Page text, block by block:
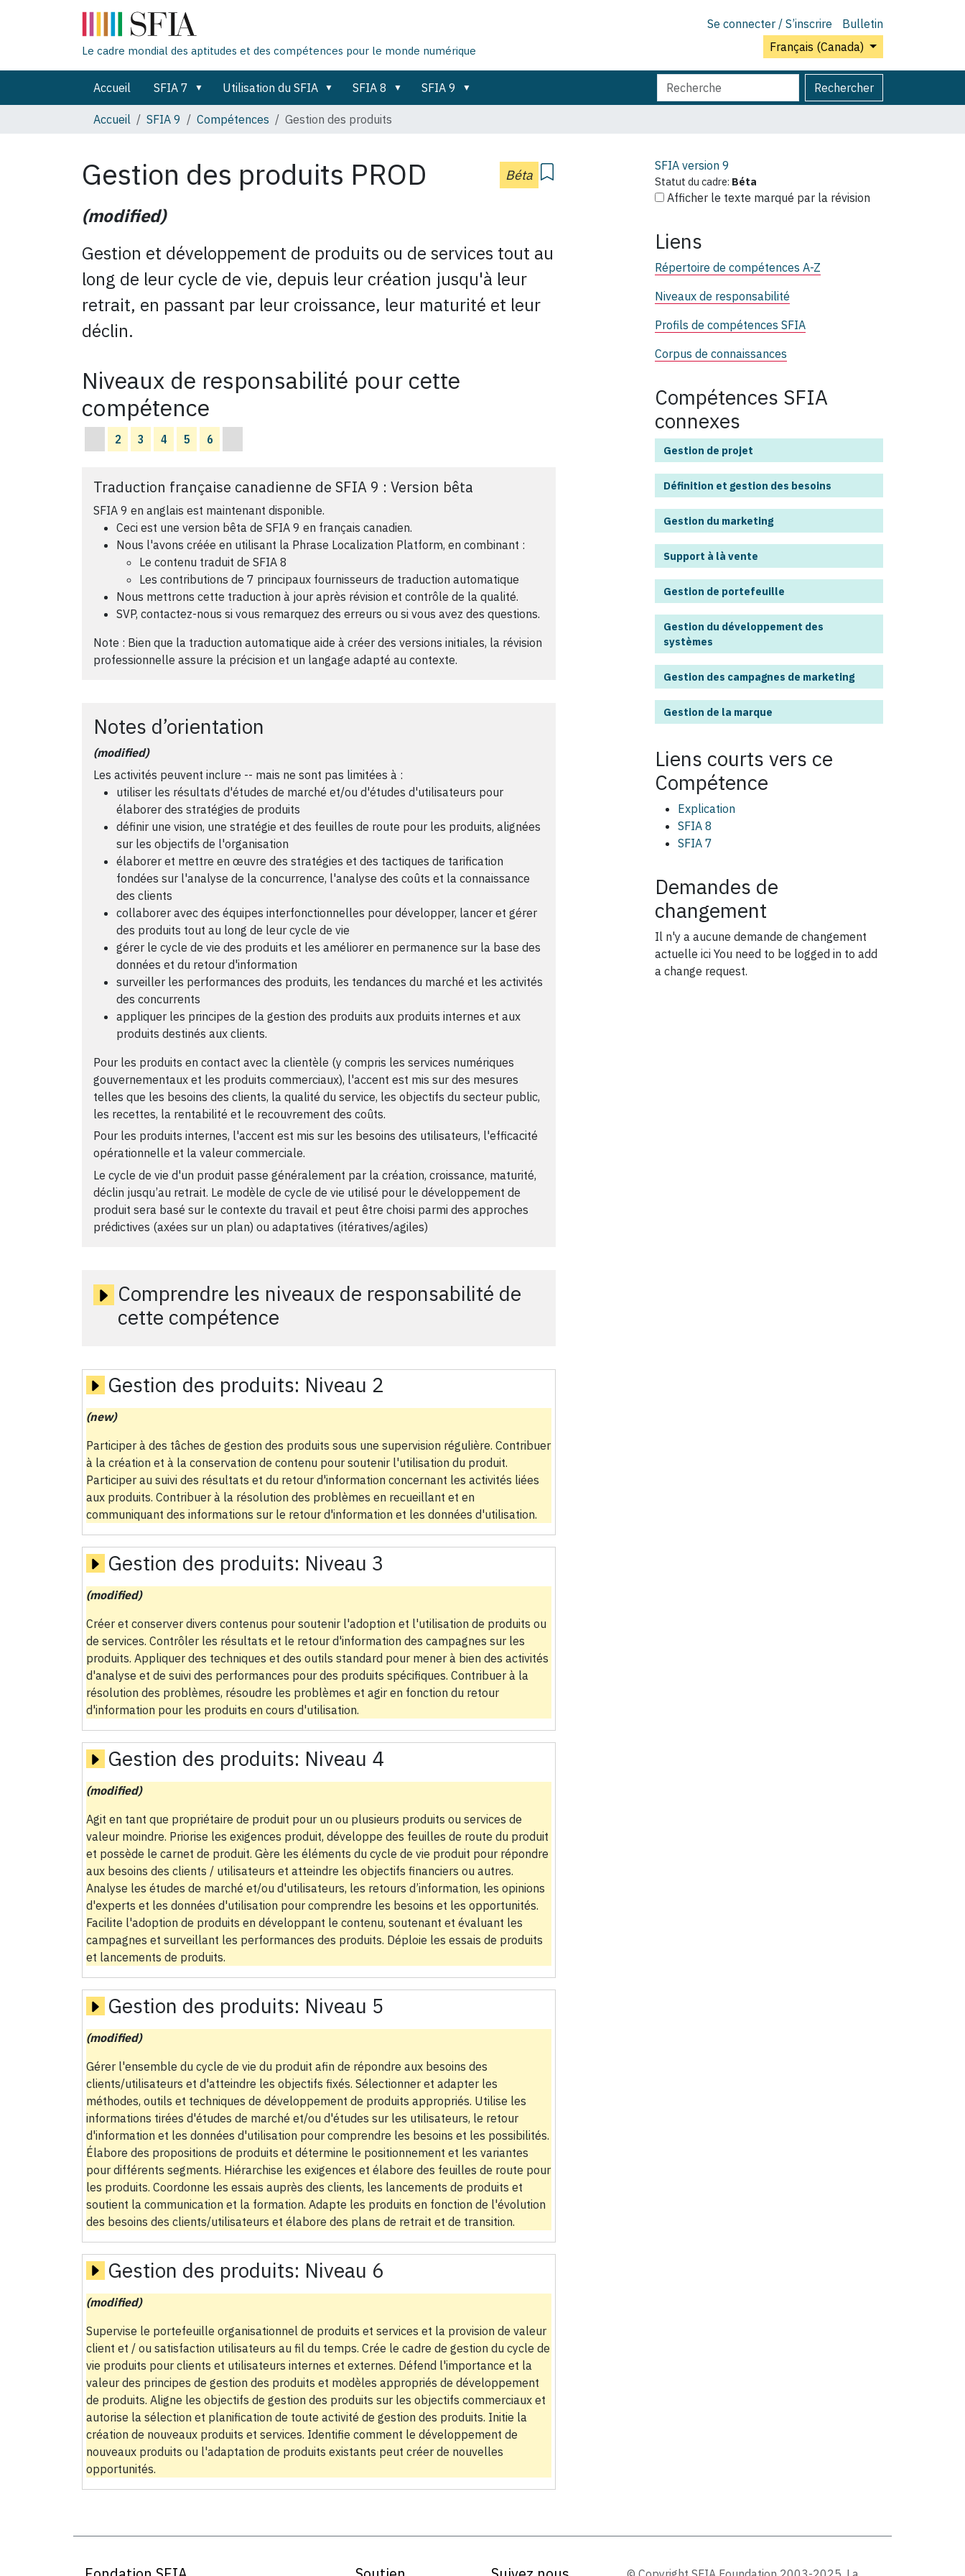
Se connecter / S’inscrire
Bulletin
Français (Canada)
Le cadre mondial des aptitudes et des compétences pour le monde numérique
Accueil SFIA 7 Utilisation du SFIA SFIA 8 SFIA 9
Chercher
par
Rechercher
Recherche
avancée…
Accueil
SFIA 9 Compétences Gestion des produits
Gestion des produits PROD Béta
(modified)
Gestion et développement de produits ou de services tout au
long de leur cycle de vie, depuis leur création jusqu'à leur
retrait, en passant par leur croissance, leur maturité et leur
déclin.
Niveaux de responsabilité pour cette
compétence
2 3 4 5 6
Traduction française canadienne de SFIA 9 : Version bêta
SFIA 9 en anglais est maintenant disponible.
Ceci est une version bêta de SFIA 9 en français canadien.
Nous l'avons créée en utilisant la Phrase Localization Platform, en combinant :
Le contenu traduit de SFIA 8
Les contributions de 7 principaux fournisseurs de traduction automatique
Nous mettrons cette traduction à jour après révision et contrôle de la qualité.
SVP, contactez-nous si vous remarquez des erreurs ou si vous avez des questions.
Note : Bien que la traduction automatique aide à créer des versions initiales, la révision
professionnelle assure la précision et un langage adapté au contexte.
Notes d’orientation
(modified)
Les activités peuvent inclure -- mais ne sont pas limitées à :
utiliser les résultats d'études de marché et/ou d'études d'utilisateurs pour
élaborer des stratégies de produits
définir une vision, une stratégie et des feuilles de route pour les produits, alignées
sur les objectifs de l'organisation
élaborer et mettre en œuvre des stratégies et des tactiques de tarification
fondées sur l'analyse de la concurrence, l'analyse des coûts et la connaissance
des clients
collaborer avec des équipes interfonctionnelles pour développer, lancer et gérer
des produits tout au long de leur cycle de vie
gérer le cycle de vie des produits et les améliorer en permanence sur la base des
données et du retour d'information
surveiller les performances des produits, les tendances du marché et les activités
des concurrents
appliquer les principes de la gestion des produits aux produits internes et aux
produits destinés aux clients.
Pour les produits en contact avec la clientèle (y compris les services numériques
gouvernementaux et les produits commerciaux), l'accent est mis sur des mesures
telles que les besoins des clients, la qualité du service, les objectifs du secteur public,
les recettes, la rentabilité et le recouvrement des coûts.
Pour les produits internes, l'accent est mis sur les besoins des utilisateurs, l'efficacité
opérationnelle et la valeur commerciale.
Le cycle de vie d'un produit passe généralement par la création, croissance, maturité,
déclin jusqu’au retrait. Le modèle de cycle de vie utilisé pour le développement de
produit sera basé sur le contexte du travail et peut être choisi parmi des approches
prédictives (axées sur un plan) ou adaptatives (itératives/agiles)
Comprendre les niveaux de responsabilité de
cette compétence
Gestion des produits: Niveau 2
(new)
Participer à des tâches de gestion des produits sous une supervision régulière. Contribuer
à la création et à la conservation de contenu pour soutenir l'utilisation du produit.
Participer au suivi des résultats et du retour d'information concernant les activités liées
aux produits. Contribuer à la résolution des problèmes en recueillant et en
communiquant des informations sur le retour d'information et les données d'utilisation.
Gestion des produits: Niveau 3
(modified)
Créer et conserver divers contenus pour soutenir l'adoption et l'utilisation de produits ou
de services. Contrôler les résultats et le retour d'information des campagnes sur les
produits. Appliquer des techniques et des outils standard pour mener à bien des activités
d'analyse et de suivi des performances pour des produits spécifiques. Contribuer à la
résolution des problèmes, résoudre les problèmes et agir en fonction du retour
d'information pour les produits en cours d'utilisation.
Gestion des produits: Niveau 4
(modified)
Agit en tant que propriétaire de produit pour un ou plusieurs produits ou services de
valeur moindre. Priorise les exigences produit, développe des feuilles de route du produit
et possède le carnet de produit. Gère les éléments du cycle de vie produit pour répondre
aux besoins des clients / utilisateurs et atteindre les objectifs financiers ou autres.
Analyse les études de marché et/ou d'utilisateurs, les retours d’information, les opinions
d'experts et les données d'utilisation pour comprendre les besoins et les opportunités.
Facilite l'adoption de produits en développant le contenu, soutenant et évaluant les
campagnes et surveillant les performances des produits. Déploie les essais de produits
et lancements de produits.
Gestion des produits: Niveau 5
(modified)
Gérer l'ensemble du cycle de vie du produit afin de répondre aux besoins des
clients/utilisateurs et d'atteindre les objectifs fixés. Sélectionner et adapter les
méthodes, outils et techniques de développement de produits appropriés. Utilise les
informations tirées d'études de marché et/ou d'études sur les utilisateurs, le retour
d'information et les données d'utilisation pour comprendre les besoins et les possibilités.
Élabore des propositions de produits et détermine le positionnement et les variantes
pour différents segments. Hiérarchise les exigences et élabore des feuilles de route pour
les produits. Coordonne les essais auprès des clients, les lancements de produits et
soutient la communication et la formation. Adapte les produits en fonction de l'évolution
des besoins des clients/utilisateurs et élabore des plans de retrait et de transition.
Gestion des produits: Niveau 6
(modified)
Supervise le portefeuille organisationnel de produits et services et la provision de valeur
client et / ou satisfaction utilisateurs au fil du temps. Crée le cadre de gestion du cycle de
vie produits pour clients et utilisateurs internes et externes. Défend l'importance et la
valeur des principes de gestion des produits et modèles appropriés de développement
de produits. Aligne les objectifs de gestion des produits sur les objectifs commerciaux et
autorise la sélection et planification de toute activité de gestion des produits. Initie la
création de nouveaux produits et services. Identifie comment le développement de
nouveaux produits ou l'adaptation de produits existants peut créer de nouvelles
opportunités.
SFIA version 9
Statut du cadre: Béta
Afficher le texte marqué par la révision
Liens
Répertoire de compétences A-Z
Niveaux de responsabilité
Profils de compétences SFIA
Corpus de connaissances
Compétences SFIA
connexes
Gestion de projet
Définition et gestion des besoins
Gestion du marketing
Support à là vente
Gestion de portefeuille
Gestion du développement des
systèmes
Gestion des campagnes de marketing
Gestion de la marque
Liens courts vers ce
Compétence
Explication
SFIA 8
SFIA 7
Demandes de
changement
Il n'y a aucune demande de changement
actuelle ici You need to be logged in to add
a change request.